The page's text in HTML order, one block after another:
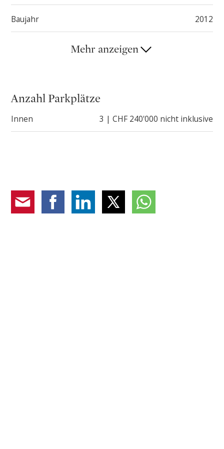
privaten Keller.
Der schöne Swimmingpool lädt zum Entspannen und
Sonnenbaden in einer Oase der Ruhe ein.
Jede Wohnung hat einen eigenen Umkleideraum mit
einem bequemen Aufzug bedient wird, und die Einheit
vom Seeufer, von Restaurants, Boutiquen und
Dienstleistungen entfernt, wobei eine zurückhaltende
Baujahr 2012
Mehr anzeigen
Anzahl Parkplätze
Innen 3 | CHF 240'000 nicht inklusive